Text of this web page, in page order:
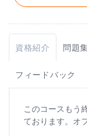
資格紹介 問題
フィードバック
このコースもう
ております。オ